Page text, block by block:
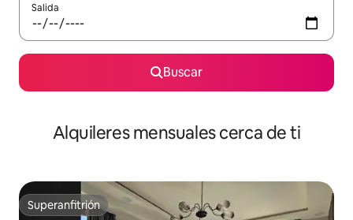
Salida
Buscar
Alquileres mensuales cerca de ti
Superanfitrión
Superanfitrión